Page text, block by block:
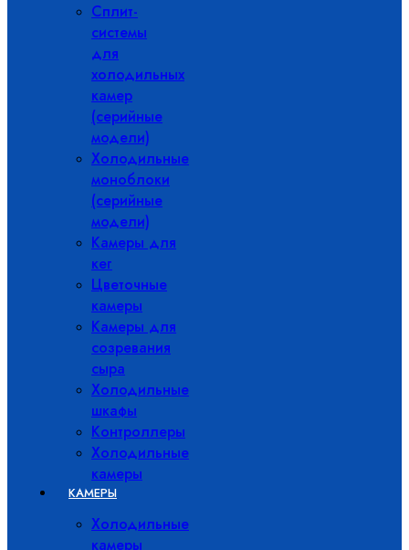
Сплит-
системы
для
холодильных
камер
(серийные
модели)
Холодильные
моноблоки
(серийные
модели)
Камеры для
кег
Цветочные
камеры
Камеры для
созревания
сыра
Холодильные
шкафы
Контроллеры
Холодильные
камеры
КАМЕРЫ
Холодильные
камеры